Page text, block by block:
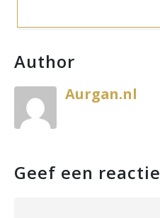
Author
Aurgan.nl
Geef een reactie